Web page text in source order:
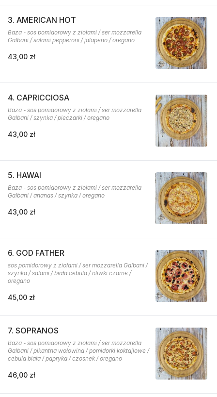
3. AMERICAN HOT
Baza - sos pomidorowy z ziołami / ser mozzarella
Galbani / salami pepperoni / jalapeno / oregano
43,00 zł
4. CAPRICCIOSA
Baza - sos pomidorowy z ziołami / ser mozzarella
Galbani / szynka / pieczarki / oregano
43,00 zł
5. HAWAI
Baza - sos pomidorowy z ziołami / ser mozzarella
Galbani / ananas / szynka / oregano
43,00 zł
6. GOD FATHER
sos pomidorowy z ziołami / ser mozzarella Galbani /
szynka / salami / biała cebula / oliwki czarne /
oregano
45,00 zł
7. SOPRANOS
Baza - sos pomidorowy z ziołami / ser mozzarella
Galbani / pikantna wołowina / pomidorki koktajlowe /
cebula biała / papryka / czosnek / oregano
46,00 zł